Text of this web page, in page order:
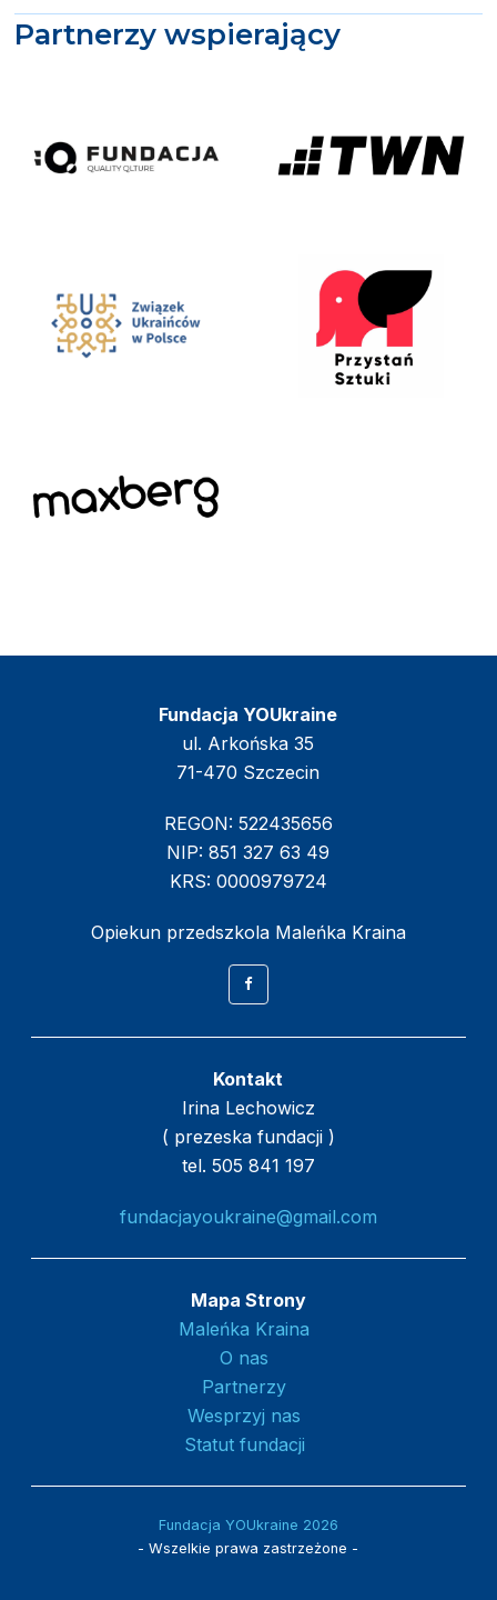
Partnerzy wspierający
Fundacja YOUkraine
ul. Arkońska 35
71-470 Szczecin
REGON: 522435656
NIP: 851 327 63 49
KRS: 0000979724
Opiekun przedszkola Maleńka Kraina
Facebook
Kontakt
Irina Lechowicz
( prezeska fundacji )
tel. 505 841 197
fundacjayoukraine@gmail.com
Mapa Strony
Maleńka Kraina
O nas
Partnerzy
Wesprzyj nas
Statut fundacji
Fundacja YOUkraine 2026
- Wszelkie prawa zastrzeżone -